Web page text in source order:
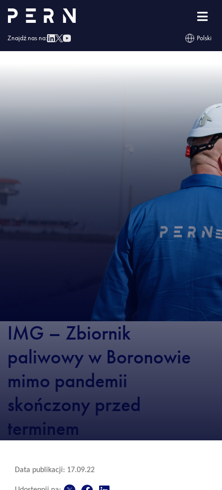
Znajdź nas na: Polski
Strona główna »Zbiornik paliwowy w Boronowie mimo pandemii skończony
skończony przed terminem
IMG – Zbiornik
paliwowy w Boronowie
mimo pandemii
skończony przed
terminem
Data publikacji: 17.09.22